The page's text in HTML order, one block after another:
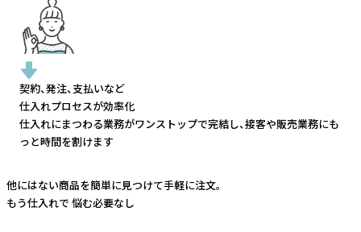
契約、発注、支払いなど
仕入れプロセスが効率化
仕入れにまつわる業務がワンストップで完結し、接客や販売業務にも
っと時間を割けます
他にはない商品を簡単に見つけて手軽に注文。
もう仕入れで 悩む必要なし